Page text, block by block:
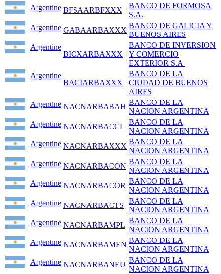
Argentine BFSAARBFXXX
BANCO DE FORMOSA
S.A.
Argentine GABAARBAXXX
BANCO DE GALICIA Y
BUENOS AIRES
Argentine
BICXARBAXXX
BANCO DE INVERSION
Y COMERCIO
EXTERIOR S.A.
Argentine
BACIARBAXXX
BANCO DE LA
CIUDAD DE BUENOS
AIRES
Argentine NACNARBABAH
BANCO DE LA
NACION ARGENTINA
Argentine NACNARBACCL
BANCO DE LA
NACION ARGENTINA
Argentine NACNARBAXXX
BANCO DE LA
NACION ARGENTINA
Argentine NACNARBACON
BANCO DE LA
NACION ARGENTINA
Argentine NACNARBACOR
BANCO DE LA
NACION ARGENTINA
Argentine NACNARBACTS
BANCO DE LA
NACION ARGENTINA
Argentine NACNARBAMPL
BANCO DE LA
NACION ARGENTINA
Argentine NACNARBAMEN
BANCO DE LA
NACION ARGENTINA
Argentine NACNARBANEU
BANCO DE LA
NACION ARGENTINA